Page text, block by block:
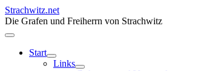
Strachwitz.net
Die Grafen und Freiherrn von Strachwitz
Start
Links